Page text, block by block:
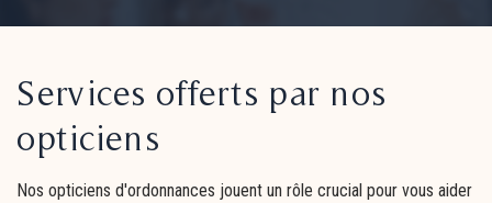
Services offerts par nos
opticiens
Nos opticiens d'ordonnances jouent un rôle crucial pour vous aider